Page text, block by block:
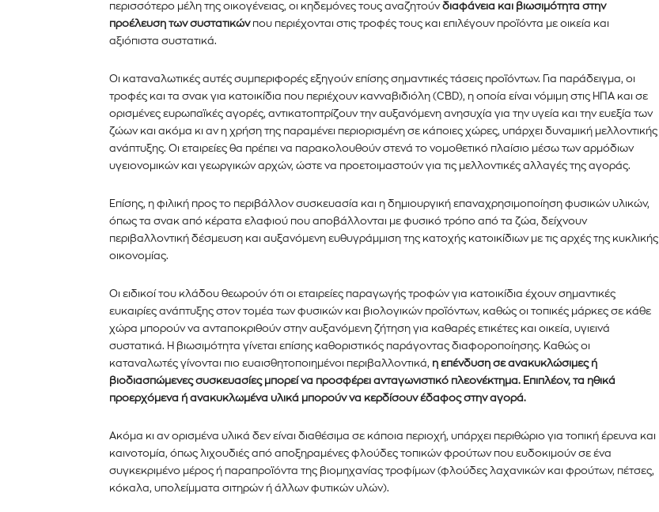
περισσότερο μέλη της οικογένειας, οι κηδεμόνες τους αναζητούνδιαφάνεια και βιωσιμότητα στην
προέλευση των συστατικώνπου περιέχονται στις τροφές τους και επιλέγουν προϊόντα με οικεία και
αξιόπιστα συστατικά.
Οι καταναλωτικές αυτές συμπεριφορές εξηγούν επίσης σημαντικές τάσεις προϊόντων. Για παράδειγμα, οι
τροφές και τα σνακ για κατοικίδια που περιέχουν κανναβιδιόλη (CBD), η οποία είναι νόμιμη στις ΗΠΑ και σε
ορισμένες ευρωπαϊκές αγορές, αντικατοπτρίζουν την αυξανόμενη ανησυχία για την υγεία και την ευεξία των
ζώων και ακόμα κι αν η χρήση της παραμένει περιορισμένη σε κάποιες χώρες, υπάρχει δυναμική μελλοντικής
ανάπτυξης. Οι εταιρείες θα πρέπει να παρακολουθούν στενά το νομοθετικό πλαίσιο μέσω των αρμόδιων
υγειονομικών και γεωργικών αρχών, ώστε να προετοιμαστούν για τις μελλοντικές αλλαγές της αγοράς.
Επίσης, η φιλική προς το περιβάλλον συσκευασία και η δημιουργική επαναχρησιμοποίηση φυσικών υλικών,
όπως τα σνακ από κέρατα ελαφιού που αποβάλλονται με φυσικό τρόπο από τα ζώα, δείχνουν
περιβαλλοντική δέσμευση και αυξανόμενη ευθυγράμμιση της κατοχής κατοικίδιων με τις αρχές της κυκλικής
οικονομίας.
Οι ειδικοί του κλάδου θεωρούν ότι οι εταιρείες παραγωγής τροφών για κατοικίδια έχουν σημαντικές
ευκαιρίες ανάπτυξης στον τομέα των φυσικών και βιολογικών προϊόντων, καθώς οι τοπικές μάρκες σε κάθε
χώρα μπορούν να ανταποκριθούν στην αυξανόμενη ζήτηση για καθαρές ετικέτες και οικεία, υγιεινά
συστατικά. Η βιωσιμότητα γίνεται επίσης καθοριστικός παράγοντας διαφοροποίησης. Καθώς οι
καταναλωτές γίνονται πιο ευαισθητοποιημένοι περιβαλλοντικά, η επένδυση σε ανακυκλώσιμες ή
βιοδιασπώμενες συσκευασίες μπορεί να προσφέρει ανταγωνιστικό πλεονέκτημα. Επιπλέον, τα ηθικά
προερχόμενα ή ανακυκλωμένα υλικά μπορούν να κερδίσουν έδαφος στην αγορά.
Ακόμα κι αν ορισμένα υλικά δεν είναι διαθέσιμα σε κάποια περιοχή, υπάρχει περιθώριο για τοπική έρευνα και
καινοτομία, όπως λιχουδιές από αποξηραμένες φλούδες τοπικών φρούτων που ευδοκιμούν σε ένα
συγκεκριμένο μέρος ή παραπροϊόντα της βιομηχανίας τροφίμων (φλούδες λαχανικών και φρούτων, πέτσες,
κόκαλα, υπολείμματα σιτηρών ή άλλων φυτικών υλών).